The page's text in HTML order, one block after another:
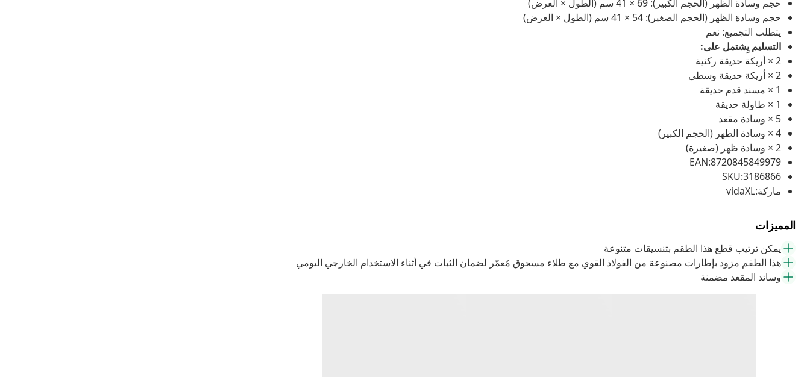
حجم وسادة الظهر (الحجم الكبير): 69 × 41 سم (الطول × العرض)
حجم وسادة الظهر (الحجم الصغير): 54 × 41 سم (الطول × العرض)
يتطلب التجميع: نعم
التسليم يِشتمل على:
2 × أريكة حديقة ركنية
2 × أريكة حديقة وسطى
1 × مسند قدم حديقة
1 × طاولة حديقة
5 × وسادة مقعد
4 × وسادة الظهر (الحجم الكبير)
2 × وسادة ظهر (صغيرة)
EAN:8720845849979
SKU:3186866
ماركة:vidaXL
المميزات
يمكن ترتيب قطع هذا الطقم بتنسيقات متنوعة
هذا الطقم مزود بإطارات مصنوعة من الفولاذ القوي مع طلاء مسحوق مُعمّر لضمان الثبات في أثناء الاستخدام الخارجي اليومي
وسائد المقعد مضمنة